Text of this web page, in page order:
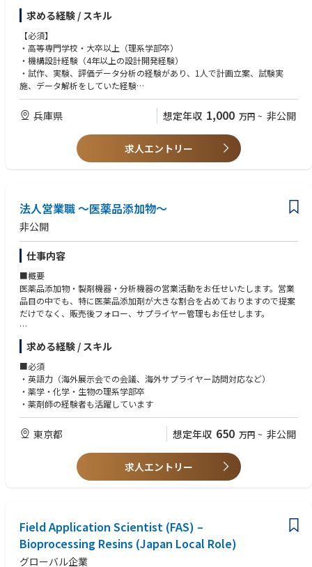
・上記の試作と評価
・社外連携と技術情報の収集
・組織のマネジメント及び育成業務
求める経験 / スキル
【必須】
・高等専門学校・大卒以上（理系学部卒）
・機構設計経験（4年以上の設計開発経験）
・試作、実験、評価データ分析の経験があり、1人で計画立案、試験実
施、データ解析をしていた経験
・英語の技術文書の読解が、海外とのメールやり取りが可能（TOEIC500
点以上）
・将来的な転勤が可能な方
兵庫県 想定年収 1,000 万円 ~ 非公開
求人エントリー
法人営業職 ～医薬品添加物～
非公開
仕事内容
■概要
医薬品添加物・製剤機器・分析機器の営業活動をお任せいたします。営業
品目の中でも、特に医薬品添加剤が大きな割合を占めておりますので提案
だけでなく、販売後フォロー、サプライヤー管理もお任せします。
■詳細
【スタイル】既存顧客との継続的な提案、プロジェクト推進が中心
【担当エリア】東日本 ＊国内外の出張有
（海外エリア：アメリカ、ヨーロッパ、アジア等）
営業先によっては直行直帰も可能。顧客には 対面及びWeb商談双方となり
ます。営業先は製薬会社の研究 及び生産部門が中心ですが、購買部等の管
求める経験 / スキル
■必須
・英語力（海外展示会での会議、海外サプライヤー訪問対応など）
・薬学・化学・生物の理系学部卒
・薬剤師の経験者も活躍しています
東京都 想定年収 650 万円 ~ 非公開
求人エントリー
Field Application Scientist (FAS) –
Bioprocessing Resins (Japan Local Role)
グローバル企業